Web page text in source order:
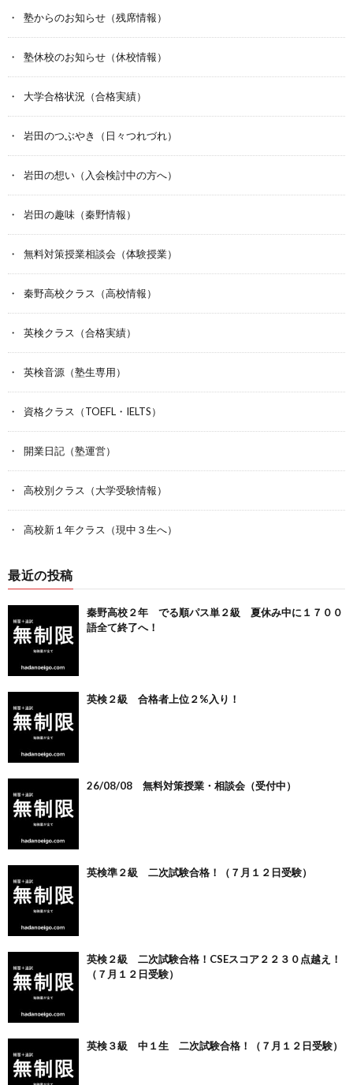
塾からのお知らせ（残席情報）
塾休校のお知らせ（休校情報）
大学合格状況（合格実績）
岩田のつぶやき（日々つれづれ）
岩田の想い（入会検討中の方へ）
岩田の趣味（秦野情報）
無料対策授業相談会（体験授業）
秦野高校クラス（高校情報）
英検クラス（合格実績）
英検音源（塾生専用）
資格クラス（TOEFL・IELTS）
開業日記（塾運営）
高校別クラス（大学受験情報）
高校新１年クラス（現中３生へ）
最近の投稿
秦野高校２年 でる順パス単２級 夏休み中に１７００
語全て終了へ！
英検２級 合格者上位２%入り！
26/08/08 無料対策授業・相談会（受付中）
英検準２級 二次試験合格！（７月１２日受験）
英検２級 二次試験合格！CSEスコア２２３０点越え！
（７月１２日受験）
英検３級 中１生 二次試験合格！（７月１２日受験）